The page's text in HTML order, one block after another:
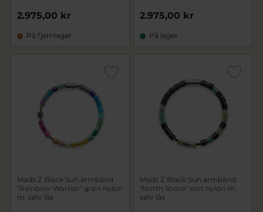
2.975,00 kr
På fjernlager
2.975,00 kr
På lager
Mads Z Black Sun armbånd
"Rainbow Worrior" grøn nylon
m. sølv lås
Mads Z Black Sun armbånd
"North Shore" sort nylon m.
sølv lås